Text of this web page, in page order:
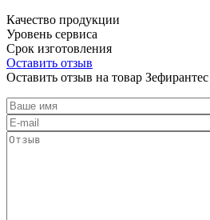
Качество продукции
Уровень сервиса
Срок изготовления
Оставить отзыв
Оставить отзыв на товар Зефирантес